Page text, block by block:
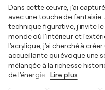
Dans cette œuvre, j'ai
avec une touche de
technique figurative, j'invite
monde où l'intérieur et
l'acrylique, j'ai cherché à
accueillante qui évoque une
mélangée à la richesse
de l'énergie
Lire plus